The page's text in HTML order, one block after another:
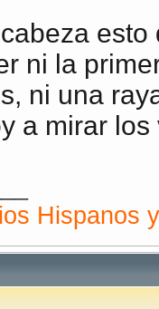
ni la
ni una
a mirar
Hispanos